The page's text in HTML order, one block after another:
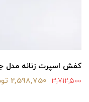
کفش اسپرت زنانه مدل
3,712,500 2,598,750 تومان